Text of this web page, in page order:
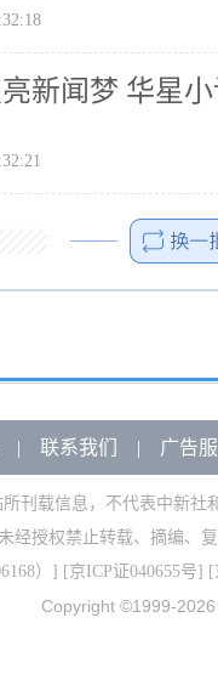
新闻梦 华星
联系我们 | 广告
所刊载信息，不代表中新社
未经授权禁止转载、摘编、
） ] [京ICP证040655号] [
Copyright ©1999-